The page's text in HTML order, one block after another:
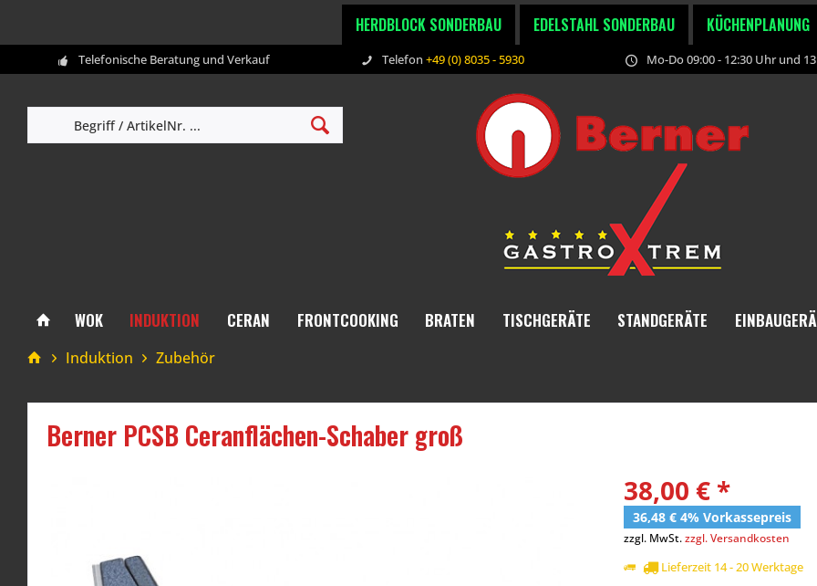
HERDBLOCK SONDERBAU EDELSTAHL SONDERBAU KÜCHENPLANUNG
Telefonische Beratung und Verkauf Telefon +49 (0) 8035 - 5930 Mo-Do 09:00 - 12:30 Uhr und
WOK INDUKTION CERAN FRONTCOOKING BRATEN TISCHGERÄTE STANDGERÄTE
Induktion Zubehör
Berner PCSB Ceranflächen-Schaber groß
38,00 € *
36,48 € 4% Vorkassepreis
zzgl. MwSt.zzgl. Versandkosten
Lieferzeit 14 - 20 Werktage